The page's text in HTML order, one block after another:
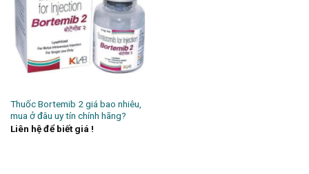
Thuốc Bortemib 2 giá bao nhiêu,
mua ở đâu uy tín chính hãng?
Liên hệ để biết giá !